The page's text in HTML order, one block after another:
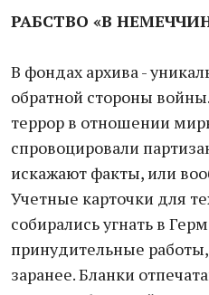
РАБСТВО «В
В фондах архива -
обратной стороны
террор в отношении
спровоцировали
искажают факты, или
Учетные карточки для
собирались угнать в
принудительные
заранее. Бланки